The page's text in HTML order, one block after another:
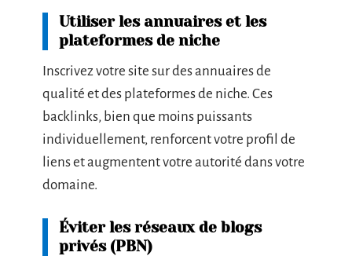
Utiliser les annuaires et les
plateformes de niche
Inscrivez votre site sur des annuaires de
qualité et des plateformes de niche. Ces
backlinks, bien que moins puissants
individuellement, renforcent votre profil de
liens et augmentent votre autorité dans votre
domaine.
Éviter les réseaux de blogs
privés (PBN)